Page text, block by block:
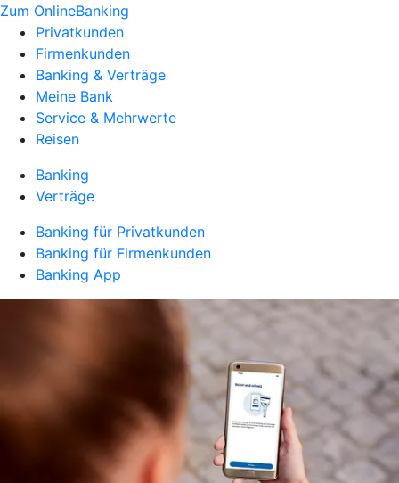
Zum OnlineBanking
Privatkunden
Firmenkunden
Banking & Verträge
Meine Bank
Service & Mehrwerte
Reisen
Banking
Verträge
Banking für Privatkunden
Banking für Firmenkunden
Banking App